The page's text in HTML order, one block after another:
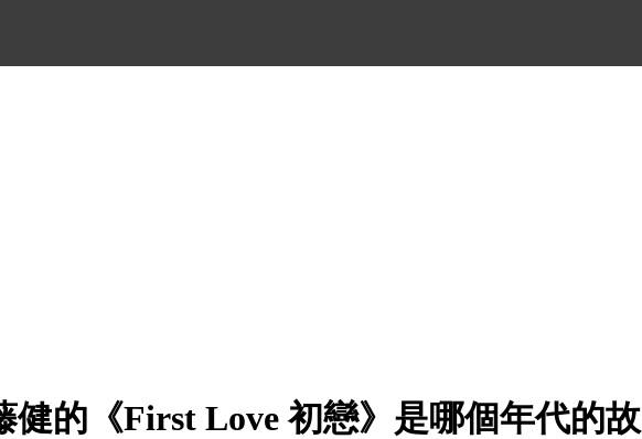
健的《First Love 初戀》是哪個年代的故